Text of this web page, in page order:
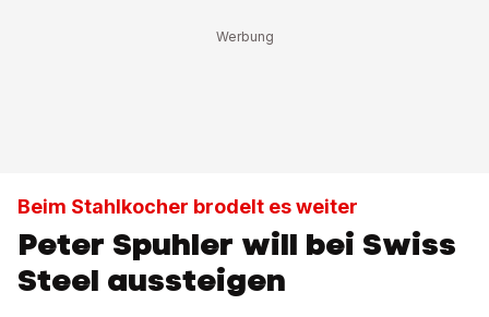
Beim Stahlkocher brodelt es weiter
Peter Spuhler will bei Swiss
Steel aussteigen